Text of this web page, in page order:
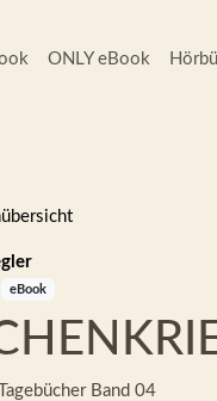
ONLY eBook
eBook
Band 04